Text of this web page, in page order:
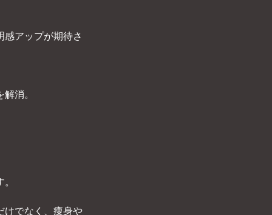
感アップが期待さ
消。
けでなく、痩身や